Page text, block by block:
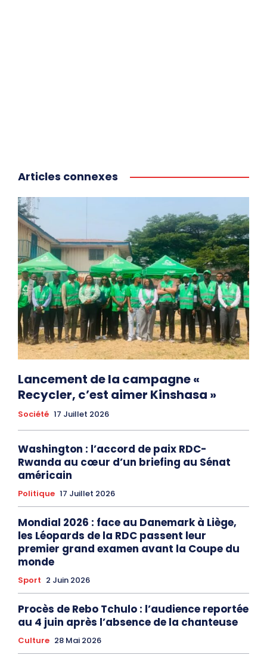
Articles connexes
Lancement de la campagne «
Recycler, c’est aimer Kinshasa »
Société 17 Juillet 2026
Washington : l’accord de paix RDC-
Rwanda au cœur d’un briefing au Sénat
américain
Politique 17 Juillet 2026
Mondial 2026 : face au Danemark à Liège,
les Léopards de la RDC passent leur
premier grand examen avant la Coupe du
monde
Sport 2 Juin 2026
Procès de Rebo Tchulo : l’audience reportée
au 4 juin après l’absence de la chanteuse
Culture 28 Mai 2026